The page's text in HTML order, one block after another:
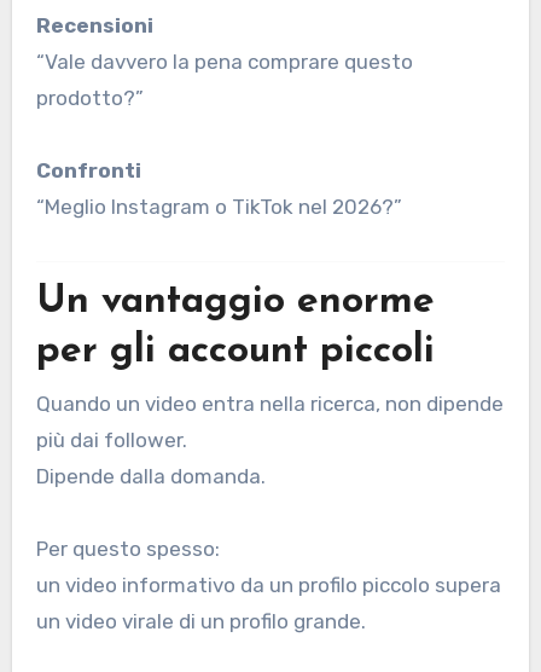
Recensioni
“Vale davvero la pena comprare questo
prodotto?”
Confronti
“Meglio Instagram o TikTok nel 2026?”
Un vantaggio enorme
per gli account piccoli
Quando un video entra nella ricerca, non dipende
più dai follower.
Dipende dalla domanda.
Per questo spesso:
un video informativo da un profilo piccolo supera
un video virale di un profilo grande.